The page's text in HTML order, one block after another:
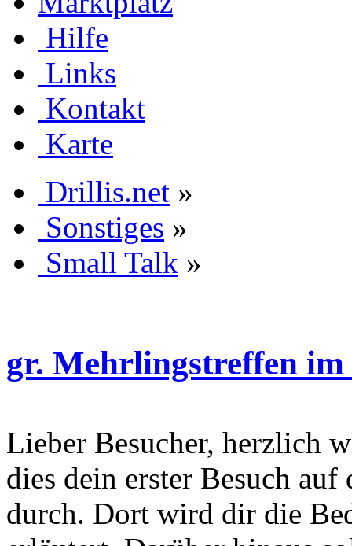
Hilfe
Links
Kontakt
Karte
Drillis.net »
Sonstiges »
Small Talk »
gr. Mehrlingstreffen im
Lieber Besucher, herzlich
dies dein erster Besuch
durch. Dort wird dir die